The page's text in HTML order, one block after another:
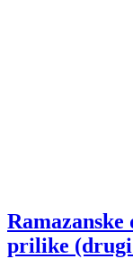
Ramazanske
prilike